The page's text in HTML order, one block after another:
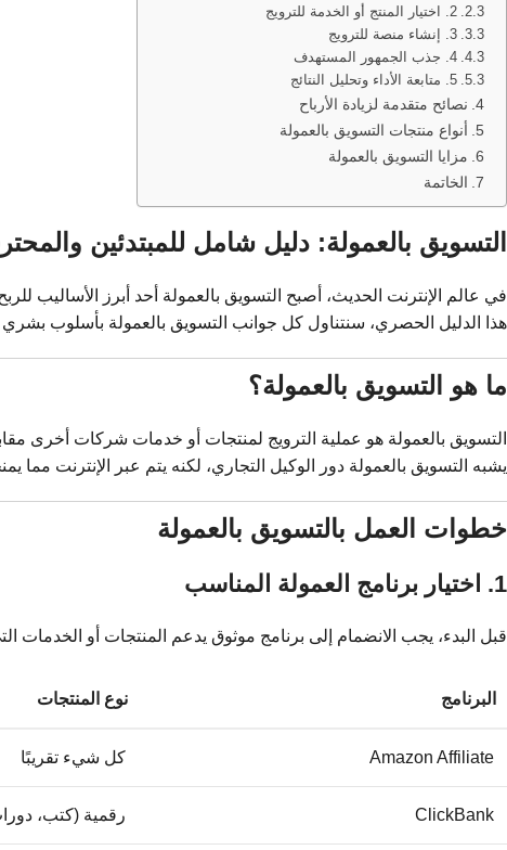
2. اختيار المنتج أو الخدمة للترويج
3. إنشاء منصة للترويج
4. جذب الجمهور المستهدف
5. متابعة الأداء وتحليل النتائج
نصائح متقدمة لزيادة الأرباح
أنواع منتجات التسويق بالعمولة
مزايا التسويق بالعمولة
الخاتمة
التسويق بالعمولة: دليل شامل للمبتدئين
في عالم الإنترنت الحديث، أصبح التسويق بالعمولة أحد أبرز
هذا الدليل الحصري، سنتناول كل جوانب التسويق بالعمولة بأسلوب
ما هو التسويق بالعمولة؟
التسويق بالعمولة هو عملية الترويج لمنتجات أو خدمات شركات أخرى
يشبه التسويق بالعمولة دور الوكيل التجاري، لكنه يتم عبر الإنترنت
خطوات العمل بالتسويق بالعمولة
1. اختيار برنامج العمولة المناسب
قبل البدء، يجب الانضمام إلى برنامج موثوق يدعم المنتجات أو الخدمات
البرنامج نوع المنتجات
Amazon Affiliate كل شيء تقريبًا
ClickBank رقمية (كتب،